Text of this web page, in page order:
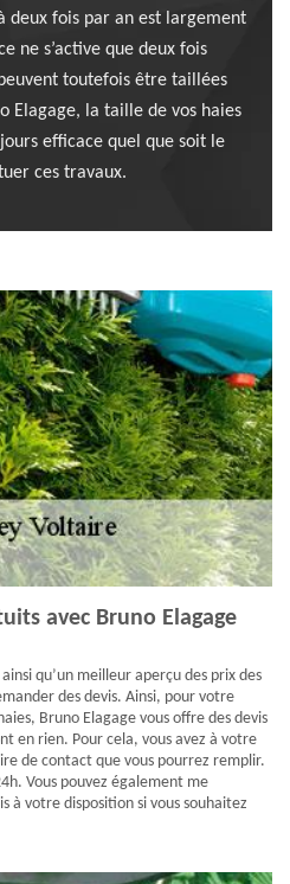
deux fois par an est largement
ne s’active que deux fois
toutefois être taillées
Elagage, la taille de vos haies
efficace quel que soit le
ces travaux.
avec Bruno Elagage
qu’un meilleur aperçu des prix des
des devis. Ainsi, pour votre
Bruno Elagage vous offre des devis
en rien. Pour cela, vous avez à votre
de contact que vous pourrez remplir.
Vous pouvez également me
à votre disposition si vous souhaitez